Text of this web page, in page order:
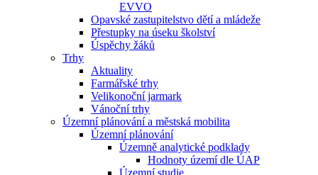
EVVO
Opavské zastupitelstvo dětí a mládeže
Přestupky na úseku školství
Úspěchy žáků
Trhy
Aktuality
Farmářské trhy
Velikonoční jarmark
Vánoční trhy
Územní plánování a městská mobilita
Územní plánování
Územně analytické podklady
Hodnoty území dle ÚAP